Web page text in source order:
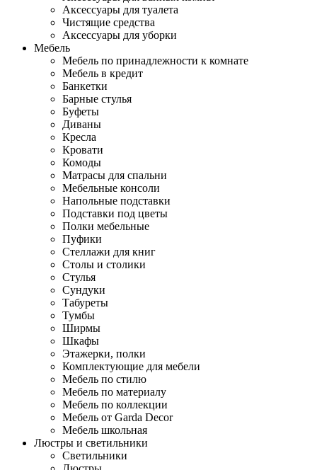
Аксессуары для туалета
Чистящие средства
Аксессуары для уборки
Мебель
Мебель по принадлежности к комнате
Мебель в кредит
Банкетки
Барные стулья
Буфеты
Диваны
Кресла
Кровати
Комоды
Матрасы для спальни
Мебельные консоли
Напольные подставки
Подставки под цветы
Полки мебельные
Пуфики
Стеллажи для книг
Столы и столики
Стулья
Сундуки
Табуреты
Тумбы
Ширмы
Шкафы
Этажерки, полки
Комплектующие для мебели
Мебель по стилю
Мебель по материалу
Мебель по коллекции
Мебель от Garda Decor
Мебель школьная
Люстры и светильники
Светильники